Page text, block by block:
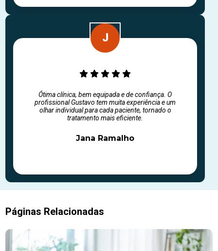
Ótima clínica, bem equipada e de confiança. O
profissional Gustavo tem muita experiência e um
olhar individual para cada paciente, tornado o
tratamento mais eficiente.
Jana Ramalho
Páginas Relacionadas